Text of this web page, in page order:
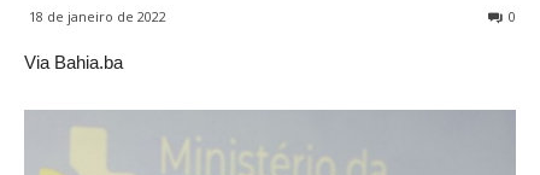
18 de janeiro de 2022 0
Via Bahia.ba